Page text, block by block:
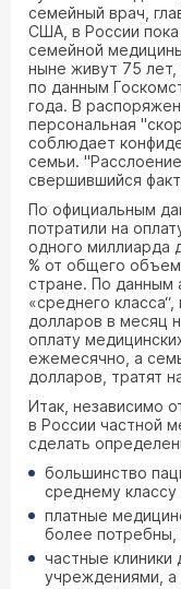
семейный врач,
США, в России
семейной
ныне живут 75 лет,
по данным
года. В
персональная
соблюдает
семьи.
свершившийся
По официальным
потратили на
одного миллиарда
% от общего
стране. По данным
«среднего
долларов в месяц
оплату
ежемесячно, а
долларов, тратят
Итак, независимо
в России частной
сделать
большинство
среднему классу
платные
более потребны,
частные
учреждениями, а